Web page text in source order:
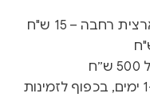
רחבה – 15 ש"ח
זמן ייצור 3-5 ימים + זמן משלוח 1-3 ימים, בכפוף לזמינות